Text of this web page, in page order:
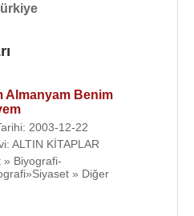
Almanyam Benim
2003-12-22
ALTIN KİTAPLAR
» Biyografi-
» Diğer